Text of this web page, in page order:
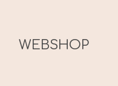
WEBSHOP